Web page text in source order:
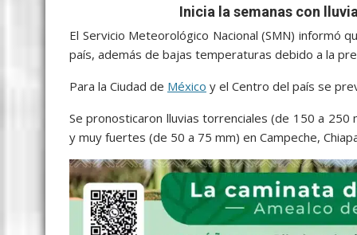
e
b
o
o
k
t
t
e
r
i
l
a
t
s
A
p
p
s
s
e
n
g
e
r
y
p
e
l
e
g
r
a
m
a
r
e
Inicia la semanas con
El Servicio Meteorológico Nacional (SMN) informó
país, además de bajas temperaturas debido a la
Para la Ciudad de México y el Centro del país se
Se pronosticaron lluvias torrenciales (de 150 a
y muy fuertes (de 50 a 75 mm) en Campeche,